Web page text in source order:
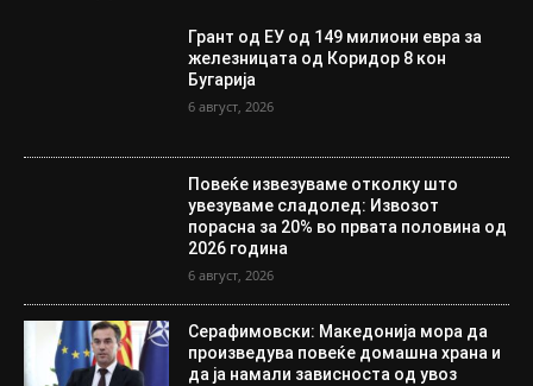
Грант од ЕУ од 149 милиони евра за
железницата од Коридор 8 кон
Бугарија
6 август, 2026
Повеќе извезуваме отколку што
увезуваме сладолед: Извозот
порасна за 20% во првата половина од
2026 година
6 август, 2026
Серафимовски: Македонија мора да
произведува повеќе домашна храна и
да ја намали зависноста од увоз